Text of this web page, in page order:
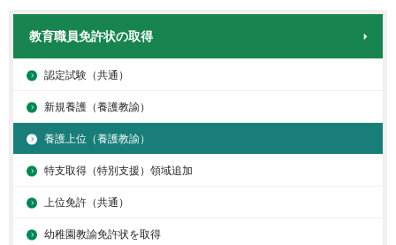
教育職員免許状の取得
認定試験（共通）
新規養護（養護教諭）
養護上位（養護教諭）
特支取得（特別支援）領域追加
上位免許（共通）
幼稚園教諭免許状を取得